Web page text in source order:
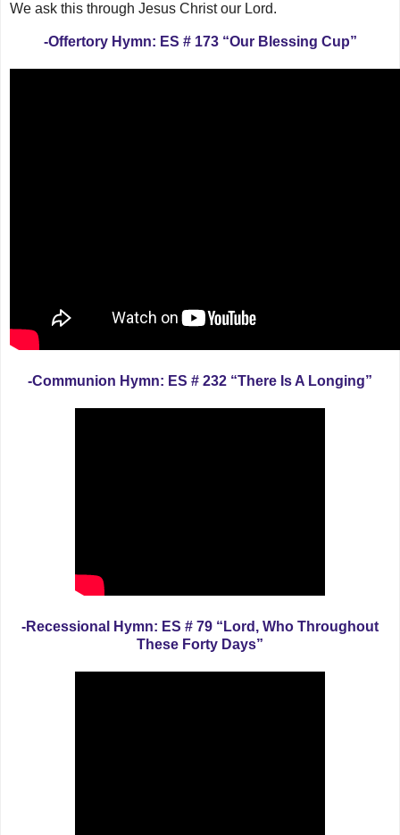
We ask this through Jesus Christ our Lord.
-Offertory Hymn: ES # 173 “Our Blessing Cup”
-Communion Hymn: ES # 232 “There Is A Longing”
-Recessional Hymn: ES # 79 “Lord, Who Throughout
These Forty Days”